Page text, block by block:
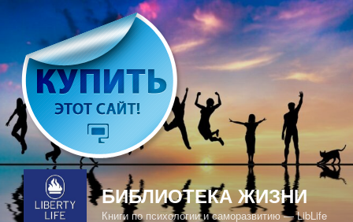
содержимому
БИБЛИОТЕКА ЖИЗНИ
Книги по психологии и саморазвитию — LibLife